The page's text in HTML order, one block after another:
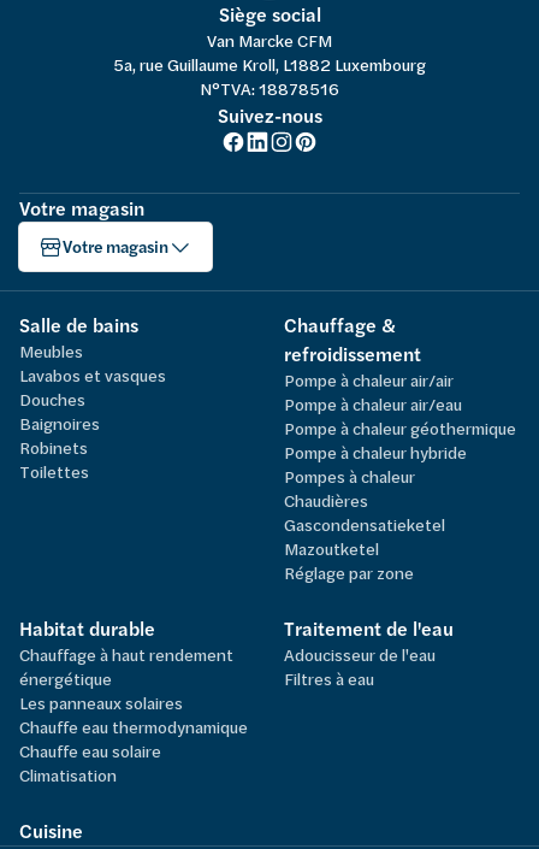
Siège social
Van Marcke CFM
5a, rue Guillaume Kroll, L1882 Luxembourg
N°TVA: 18878516
Suivez-nous
Votre magasin
Votre magasin
Salle de bains
Meubles
Lavabos et vasques
Douches
Baignoires
Robinets
Toilettes
Chauffage &
refroidissement
Pompe à chaleur air/air
Pompe à chaleur air/eau
Pompe à chaleur géothermique
Pompe à chaleur hybride
Pompes à chaleur
Chaudières
Gascondensatieketel
Mazoutketel
Réglage par zone
Habitat durable
Chauffage à haut rendement
énergétique
Les panneaux solaires
Chauffe eau thermodynamique
Chauffe eau solaire
Climatisation
Traitement de l'eau
Adoucisseur de l'eau
Filtres à eau
Cuisine